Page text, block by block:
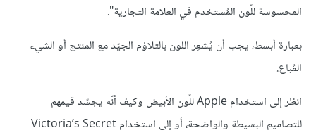
المحسوسة للّون المُستخدم في العلامة التجارية".
بعبارة أبسط، يجب أن يُشعِر اللون بالتلاؤم الجيّد مع المنتج أو الشيء
المُباع.
انظر إلى استخدام Apple للّون الأبيض وكيف أنّه يجسّد قيمهم
للتصاميم البسيطة والواضحة، أو إلى استخدام Victoria’s Secret